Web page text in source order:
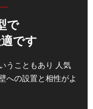
で
です
うこともあり 人気
への設置と相性がよ